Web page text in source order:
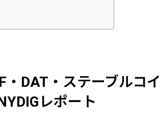
DAT・ステーブルコイ
レポート